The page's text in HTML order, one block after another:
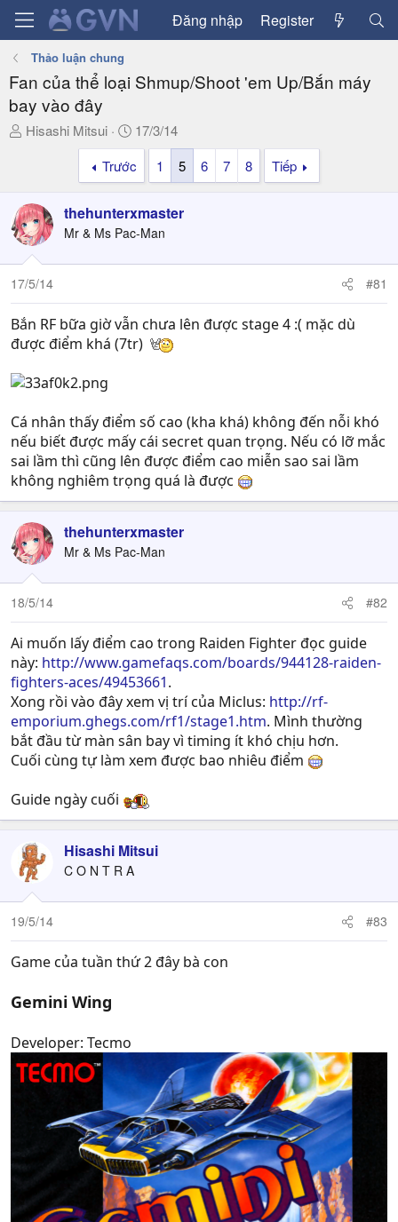
Đăng nhập Register
Thảo luận chung
Fan của thể loại Shmup/Shoot 'em Up/Bắn máy
bay vào đây
T
a
d
s
t
a
t
e
r
Hisashi Mitsui
N
g
à
y
ử
i
17/3/14
Trước
1 5 6 7 8 Tiếp
thehunterxmaster
Mr & Ms Pac-Man
17/5/14 #81
Bắn RF bữa giờ vẫn chưa lên được stage 4 :( mặc dù
được điểm khá (7tr)
Cá nhân thấy điểm số cao (kha khá) không đến nỗi khó
nếu biết được mấy cái secret quan trọng. Nếu có lỡ mắc
sai lầm thì cũng lên được điểm cao miễn sao sai lầm
không nghiêm trọng quá là được
thehunterxmaster
Mr & Ms Pac-Man
18/5/14 #82
Ai muốn lấy điểm cao trong Raiden Fighter đọc guide
này: http://www.gamefaqs.com/boards/944128-raiden-
fighters-aces/49453661.
Xong rồi vào đây xem vị trí của Miclus: http://rf-
emporium.ghegs.com/rf1/stage1.htm. Mình thường
bắt đầu từ màn sân bay vì timing ít khó chịu hơn.
Cuối cùng tự làm xem được bao nhiêu điểm
Guide ngày cuối
Hisashi Mitsui
C O N T R A
19/5/14 #83
Game của tuần thứ 2 đây bà con
Gemini Wing
Developer: Tecmo